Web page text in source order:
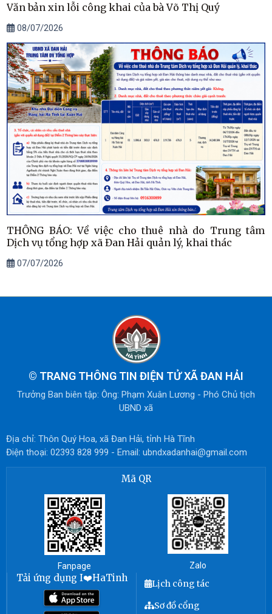
Văn bản xin lỗi công khai của bà Võ Thị Quý
08/07/2026
THÔNG BÁO: Về việc cho thuê nhà do Trung tâm
Dịch vụ tổng hợp xã Đan Hải quản lý, khai thác
07/07/2026
© TRANG THÔNG TIN ĐIỆN TỬ XÃ ĐAN HẢI
Trưởng Ban biên tập: Ông: Phạm Xuân Lương - Phó Chủ tịch
UBND xã
Địa chỉ: Thôn Quý Hoa, xã Đan Hải, tỉnh Hà Tĩnh
Điện thoại: 02393 828 999 - Email: ubndxadanhai@gmail.com
Mã QR
Fanpage Zalo
Tải ứng dụng I❤️HaTinh
Lịch công tác
Sơ đồ cổng